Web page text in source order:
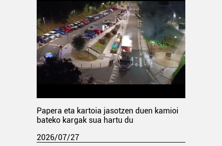
Papera eta kartoia jasotzen duen kamioi
bateko kargak sua hartu du
2026/07/27